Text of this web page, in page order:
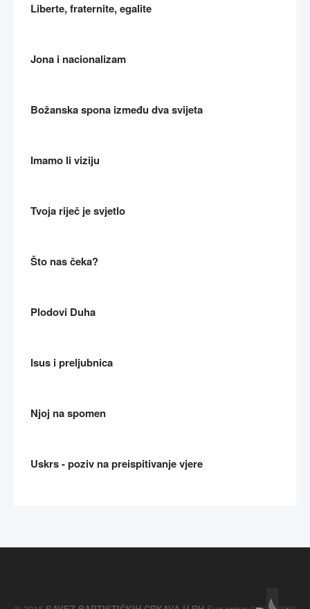
Liberte, fraternite, egalite
Jona i nacionalizam
Božanska spona između dva svijeta
Imamo li viziju
Tvoja riječ je svjetlo
Što nas čeka?
Plodovi Duha
Isus i preljubnica
Njoj na spomen
Uskrs - poziv na preispitivanje vjere